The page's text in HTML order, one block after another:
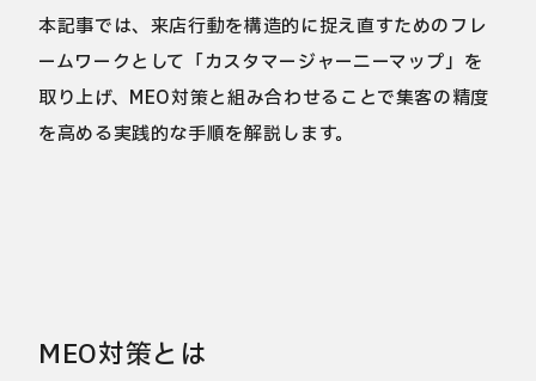
本記事では、来店行動を構造的に捉え直すためのフレ
ームワークとして「カスタマージャーニーマップ」を
取り上げ、MEO対策と組み合わせることで集客の精度
を高める実践的な手順を解説します。
MEO対策とは